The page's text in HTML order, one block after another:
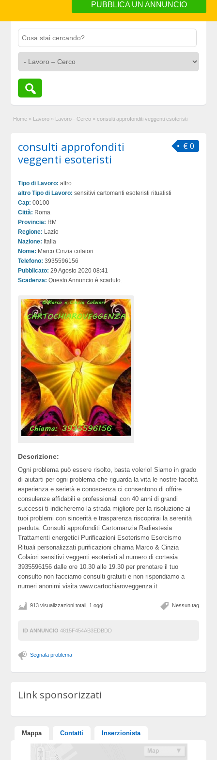
PUBBLICA UN ANNUNCIO
Home » Lavoro » Lavoro - Cerco » consulti approfonditi veggenti esoteristi
€ 0
consulti approfonditi
veggenti esoteristi
Tipo di Lavoro: altro
altro Tipo di Lavoro: sensitivi cartomanti esoteristi ritualisti
Cap: 00100
Città: Roma
Provincia: RM
Regione: Lazio
Nazione: Italia
Nome: Marco Cinzia colaiori
Telefono: 3935596156
Pubblicato: 29 Agosto 2020 08:41
Scadenza: Questo Annuncio è scaduto.
Descrizione:
Ogni problema può essere risolto, basta volerlo! Siamo in grado
di aiutarti per ogni problema che riguarda la vita le nostre facoltà
esperienza e serietà e conoscenza ci consentono di offrire
consulenze affidabili e professionali con 40 anni di grandi
successi ti indicheremo la strada migliore per la risoluzione ai
tuoi problemi con sincerità e trasparenza riscoprirai la serenità
perduta. Consulti approfonditi Cartomanzia Radiestesia
Trattamenti energetici Purificazioni Esoterismo Esorcismo
Rituali personalizzati purificazioni chiama Marco & Cinzia
Colaiori sensitivi veggenti esoteristi al numero di cortesia
3935596156 dalle ore 10.30 alle 19.30 per prenotare il tuo
consulto non facciamo consulti gratuiti e non rispondiamo a
numeri anonimi visita www.cartochiaroveggenza.it
Nessun tag
913 visualizzazioni totali, 1 oggi
ID ANNUNCIO 4815F454AB3EDBDD
Segnala problema
Link sponsorizzati
Mappa Contatti Inserzionista